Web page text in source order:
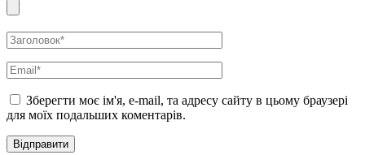
Зберегти моє ім'я, e-mail, та адресу сайту в цьому браузері
для моїх подальших коментарів.